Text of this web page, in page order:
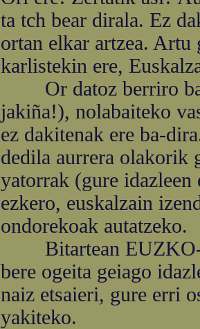
ta tch bear dirala. Ez
ortan elkar artzea. Artu
karlistekin ere,
Or datoz berriro
jakiña!), nolabaiteko
ez dakitenak ere ba-
dedila aurrera olakorik
yatorrak (gure idazleen
ezkero, euskalzain
ondorekoak autatzeko.
Bitartean EUZKO-
bere ogeita geiago
naiz etsaieri, gure erri
yakiteko.